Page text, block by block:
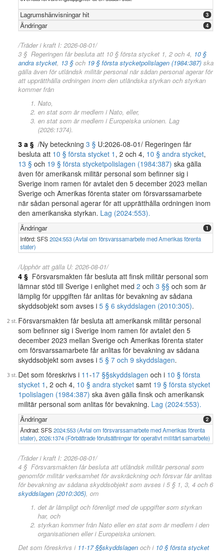
Lagrumshänvisningar hit 3
Ändringar 4
/Träder i kraft I: 2026-08-01/
3 § Regeringen får besluta att 10 § första stycket 1, 2 och 4, 10 §
andra stycket, 13 §och 19 § första stycketpolislagen (1984:387)ska
gälla även för utländsk militär personal när sådan personal agerar för
att upprätthålla ordningen inom den utländska styrkan och styrkan
kommer från
Nato,
en stat som är medlem i Nato, eller,
en stat som är medlem i Europeiska unionen. Lag
(2026:1374).
3 a § /Ny beteckning 3 § U:2026-08-01/ Regeringen får
besluta att 10 § första stycket 1 , 2 och 4, 10 § andra stycket,
13 § och 19 § första stycketpolislagen (1984:387) ska gälla
även för amerikansk militär personal som befinner sig i
Sverige inom ramen för avtalet den 5 december 2023 mellan
Sverige och Amerikas förenta stater om försvarssamarbete
när sådan personal agerar för att upprätthålla ordningen inom
den amerikanska styrkan. Lag (2024:553).
Ändringar 1
Införd: SFS2024:553 (Avtal om försvarssamarbete med Amerikas förenta
stater)
/Upphör att gälla U: 2026-08-01/
4 § Försvarsmakten får besluta att finsk militär personal som
lämnar stöd till Sverige i enlighet med 2 och 3 §§ och som är
lämplig för uppgiften får anlitas för bevakning av sådana
skyddsobjekt som avses i 5 § 6 skyddslagen (2010:305).
Försvarsmakten får besluta att amerikansk militär personal
som befinner sig i Sverige inom ramen för avtalet den 5
december 2023 mellan Sverige och Amerikas förenta stater
om försvarssamarbete får anlitas för bevakning av sådana
skyddsobjekt som avses i 5 § 7 och 9 skyddslagen.
Det som föreskrivs i 11-17 §§skyddslagen och i 10 § första
stycket 1 , 2 och 4, 10 § andra stycket samt 19 § första stycket
1polislagen (1984:387) ska även gälla finsk och amerikansk
militär personal som anlitas för bevakning. Lag (2024:553).
Ändringar 2
Ändrad: SFS2024:553 (Avtal om försvarssamarbete med Amerikas förenta
stater), 2026:1374 (Förbättrade förutsättningar för operativt militärt samarbete)
/Träder i kraft I: 2026-08-01/
4 § Försvarsmakten får besluta att utländsk militär personal som
genomför militär verksamhet för avskräckning och försvar får anlitas
för bevakning av sådana skyddsobjekt som avses i 5 § 1, 3, 4 och 6
skyddslagen (2010:305), om
det är lämpligt och förenligt med de uppgifter som styrkan
har, och
styrkan kommer från Nato eller en stat som är medlem i den
organisationen eller i Europeiska unionen.
Det som föreskrivs i 11-17 §§skyddslagenoch i 10 § första stycket